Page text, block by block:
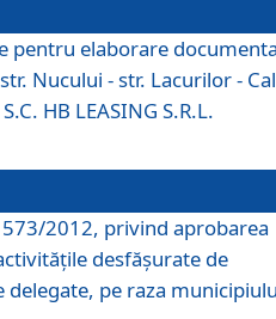
pentru elaborare
Nucului - str. Lacurilor -
HB LEASING S.R.L.
2012, privind aprobarea
desfăşurate de
pe raza